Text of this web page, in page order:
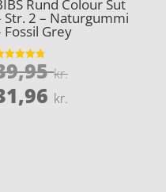
Rund Colour Sut
Str. 2 – Naturgummi
Fossil Grey
kr.Den
kr.